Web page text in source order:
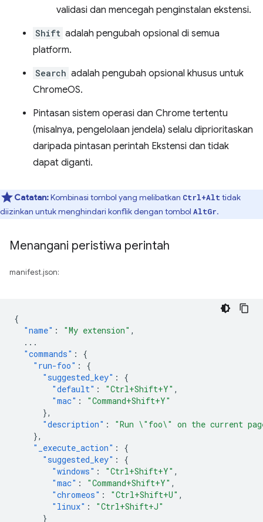
validasi dan mencegah penginstalan ekstensi.
Shift adalah pengubah opsional di semua
platform.
Search adalah pengubah opsional khusus untuk
ChromeOS.
Pintasan sistem operasi dan Chrome tertentu
(misalnya, pengelolaan jendela) selalu diprioritaskan
daripada pintasan perintah Ekstensi dan tidak
dapat diganti.
Catatan:Kombinasi tombol yang melibatkan Ctrl+Alt tidak
diizinkan untuk menghindari konflik dengan tombol AltGr.
Menangani peristiwa perintah
manifest.json:
{
"name" : "My extension" ,
...
"commands" :
{
"run-foo" :
{
"suggested_key" :
{
"default" : "Ctrl+Shift+Y" ,
"mac" :
"Command+Shift+Y"
},
"description" :
"Run \"foo\" on the current
},
"_execute_action" :
{
"suggested_key" :
{
"windows" : "Ctrl+Shift+Y" ,
"mac" : "Command+Shift+Y" ,
"chromeos" : "Ctrl+Shift+U" ,
"linux" :
"Ctrl+Shift+J"
}